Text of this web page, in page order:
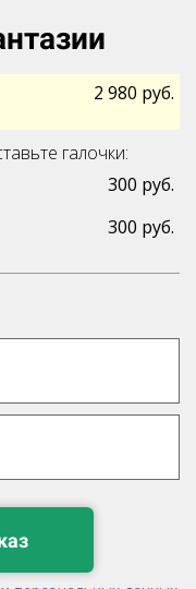
2 980 руб.
галочки:
300 руб.
300 руб.